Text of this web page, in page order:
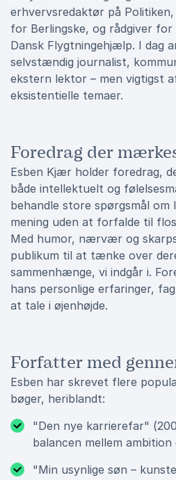
erhvervsredaktør på
for Berlingske, og rådgiver
Dansk Flygtningehjælp. I dag
selvstændig journalist,
ekstern lektor – men vigtigst
eksistentielle temaer.
Foredrag der
Esben Kjær holder foredrag,
både intellektuelt og
behandle store spørgsmål om
mening uden at forfalde til
Med humor, nærvær og
publikum til at tænke over
sammenhænge, vi indgår i.
hans personlige erfaringer,
at tale i øjenhøjde.
Forfatter med
Esben har skrevet flere
bøger, heriblandt:
"Den nye karrierefar"
balancen mellem
"Min usynlige søn –